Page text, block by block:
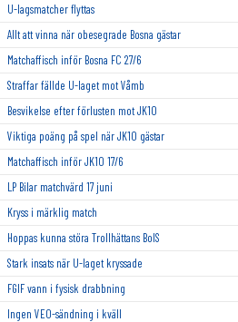
U-lagsmatcher flyttas
Allt att vinna när obesegrade Bosna gästar
Matchaffisch inför Bosna FC 27/6
Straffar fällde U-laget mot Våmb
Besvikelse efter förlusten mot JK10
Viktiga poäng på spel när JK10 gästar
Matchaffisch inför JK10 17/6
LP Bilar matchvärd 17 juni
Kryss i märklig match
Hoppas kunna störa Trollhättans BoIS
Stark insats när U-laget kryssade
FGIF vann i fysisk drabbning
Ingen VEO-sändning i kväll